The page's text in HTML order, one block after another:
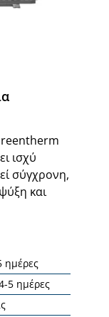
ισχύ
σύγχρονη,
και
ημέρες
5 ημέρες